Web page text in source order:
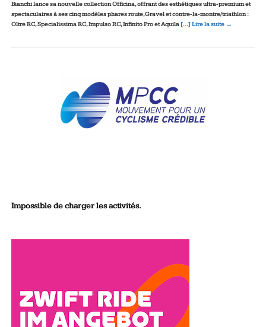
Bianchi lance sa nouvelle collection Officina, offrant des esthétiques ultra‑premium et
spectaculaires à ses cinq modèles phares route, Gravel et contre‑la‑montre/triathlon :
Oltre RC, Specialissima RC, Impulso RC, Infinito Pro et Aquila […] Lire la suite →
Impossible de charger les activités.